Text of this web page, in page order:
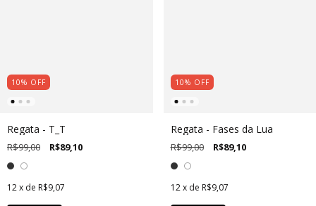
10% OFF
Regata - T_T
R$99,00 R$89,10
12x de R$9,07
10% OFF
Regata - Fases da Lua
R$99,00 R$89,10
12 x de R$9,07